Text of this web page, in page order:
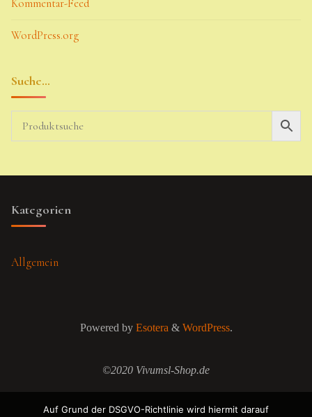
Kommentar-Feed
WordPress.org
Suche…
Kategorien
Allgemein
Powered byEsotera& WordPress.
©2020 Vivumsl-Shop.de
Auf Grund der DSGVO-Richtlinie wird hiermit darauf